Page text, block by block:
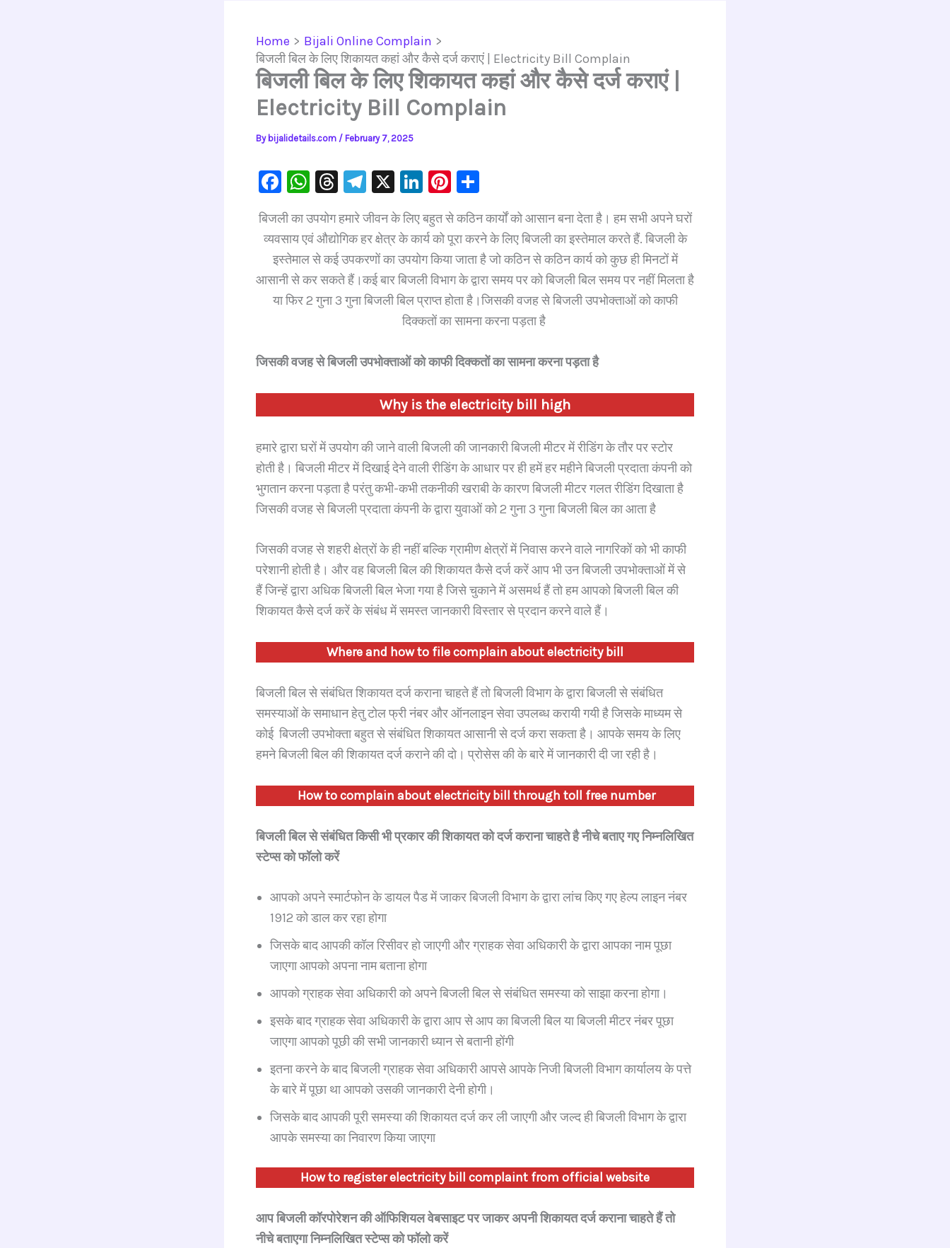
Home
Bijali Online Complain
बिजली बिल के लिए शिकायत कहां और कैसे दर्ज कराएं | Electricity Bill Complain
बिजली बिल के लिए शिकायत कहां और कैसे दर्ज कराएं |
Electricity Bill Complain
By bijalidetails.com / February 7, 2025
F
c
e
b
o
W
at
s
A
p
p
T
e
a
d
s
Te
gr
a
m
X
Li
k
e
dI
n
Pi
er
e
st
ar
e
बिजली का उपयोग हमारे जीवन के लिए बहुत से कठिन कार्यों को आसान बना देता है। हम सभी अपने घरों
व्यवसाय एवं औद्योगिक हर क्षेत्र के कार्य को पूरा करने के लिए बिजली का इस्तेमाल करते हैं. बिजली के
इस्तेमाल से कई उपकरणों का उपयोग किया जाता है जो कठिन से कठिन कार्य को कुछ ही मिनटों में
आसानी से कर सकते हैं।कई बार बिजली विभाग के द्वारा समय पर को बिजली बिल समय पर नहीं मिलता है
या फिर 2 गुना 3 गुना बिजली बिल प्राप्त होता है।जिसकी वजह से बिजली उपभोक्ताओं को काफी
दिक्कतों का सामना करना पड़ता है
जिसकी वजह से बिजली उपभोक्ताओं को काफी दिक्कतों का सामना करना पड़ता है
Why is the electricity bill high
हमारे द्वारा घरों में उपयोग की जाने वाली बिजली की जानकारी बिजली मीटर में रीडिंग के तौर पर स्टोर
होती है। बिजली मीटर में दिखाई देने वाली रीडिंग के आधार पर ही हमें हर महीने बिजली प्रदाता कंपनी को
भुगतान करना पड़ता है परंतु कभी-कभी तकनीकी खराबी के कारण बिजली मीटर गलत रीडिंग दिखाता है
जिसकी वजह से बिजली प्रदाता कंपनी के द्वारा युवाओं को 2 गुना 3 गुना बिजली बिल का आता है
जिसकी वजह से शहरी क्षेत्रों के ही नहीं बल्कि ग्रामीण क्षेत्रों में निवास करने वाले नागरिकों को भी काफी
परेशानी होती है। और वह बिजली बिल की शिकायत कैसे दर्ज करें आप भी उन बिजली उपभोक्ताओं में से
हैं जिन्हें द्वारा अधिक बिजली बिल भेजा गया है जिसे चुकाने में असमर्थ हैं तो हम आपको बिजली बिल की
शिकायत कैसे दर्ज करें के संबंध में समस्त जानकारी विस्तार से प्रदान करने वाले हैं।
Where and how to file complain about electricity bill
बिजली बिल से संबंधित शिकायत दर्ज कराना चाहते हैं तो बिजली विभाग के द्वारा बिजली से संबंधित
समस्याओं के समाधान हेतु टोल फ्री नंबर और ऑनलाइन सेवा उपलब्ध करायी गयी है जिसके माध्यम से
कोई बिजली उपभोक्ता बहुत से संबंधित शिकायत आसानी से दर्ज करा सकता है। आपके समय के लिए
हमने बिजली बिल की शिकायत दर्ज कराने की दो। प्रोसेस की के बारे में जानकारी दी जा रही है।
How to complain about electricity bill through toll free number
बिजली बिल से संबंधित किसी भी प्रकार की शिकायत को दर्ज कराना चाहते है नीचे बताए गए निम्नलिखित
स्टेप्स को फॉलो करें
आपको अपने स्मार्टफोन के डायल पैड में जाकर बिजली विभाग के द्वारा लांच किए गए हेल्प लाइन नंबर
1912 को डाल कर रहा होगा
जिसके बाद आपकी कॉल रिसीवर हो जाएगी और ग्राहक सेवा अधिकारी के द्वारा आपका नाम पूछा
जाएगा आपको अपना नाम बताना होगा
आपको ग्राहक सेवा अधिकारी को अपने बिजली बिल से संबंधित समस्या को साझा करना होगा।
इसके बाद ग्राहक सेवा अधिकारी के द्वारा आप से आप का बिजली बिल या बिजली मीटर नंबर पूछा
जाएगा आपको पूछी की सभी जानकारी ध्यान से बतानी होंगी
इतना करने के बाद बिजली ग्राहक सेवा अधिकारी आपसे आपके निजी बिजली विभाग कार्यालय के पत्ते
के बारे में पूछा था आपको उसकी जानकारी देनी होगी।
जिसके बाद आपकी पूरी समस्या की शिकायत दर्ज कर ली जाएगी और जल्द ही बिजली विभाग के द्वारा
आपके समस्या का निवारण किया जाएगा
How to register electricity bill complaint from official website
आप बिजली कॉरपोरेशन की ऑफिशियल वेबसाइट पर जाकर अपनी शिकायत दर्ज कराना चाहते हैं तो
नीचे बताएगा निम्नलिखित स्टेप्स को फॉलो करें